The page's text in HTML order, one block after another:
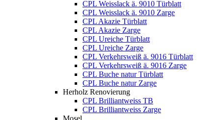
CPL Weisslack ä. 9010 Türblatt
CPL Weisslack ä. 9010 Zarge
CPL Akazie Türblatt
CPL Akazie Zarge
CPL Ureiche Türblatt
CPL Ureiche Zarge
CPL Verkehrsweiß ä. 9016 Türblatt
CPL Verkehrsweiß ä. 9016 Zarge
CPL Buche natur Türblatt
CPL Buche natur Zarge
Herholz Renovierung
CPL Brilliantweiss TB
CPL Brilliantweiss Zarge